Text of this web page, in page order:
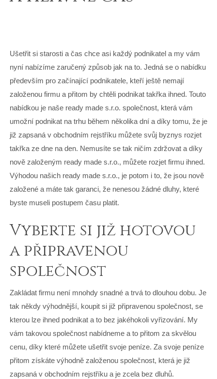
Ušetřit si starosti a čas chce asi každý podnikatel a my vám
nyní nabízíme zaručený způsob jak na to. Jedná se o nabídku
především pro začínající podnikatele, kteří ještě nemají
založenou firmu a přitom by chtěli podnikat takřka ihned. Touto
nabídkou je naše ready made s.r.o. společnost, která vám
umožní podnikat na trhu během několika dní a díky tomu, že je
již zapsaná v obchodním rejstříku můžete svůj byznys rozjet
takřka ze dne na den. Nemusíte se tak ničím zdržovat a díky
nově založeným ready made s.r.o., můžete rozjet firmu ihned.
Výhodou našich ready made s.r.o., je potom i to, že jsou nově
založené a máte tak garanci, že nenesou žádné dluhy, které
byste museli postupem času platit.
Vyberte si již hotovou
a připravenou
společnost
Zakládat firmu není mnohdy snadné a trvá to dlouhou dobu. Je
tak někdy výhodnější, koupit si již připravenou společnost, se
kterou lze ihned podnikat a to bez jakéhokoli vyřizování. My
vám takovou společnost nabídneme a to přitom za skvělou
cenu, díky které můžete ušetřit svoje peníze. Za svoje peníze
přitom získáte výhodně založenou společnost, která je již
zapsaná v obchodním rejstříku a je zcela bez dluhů.